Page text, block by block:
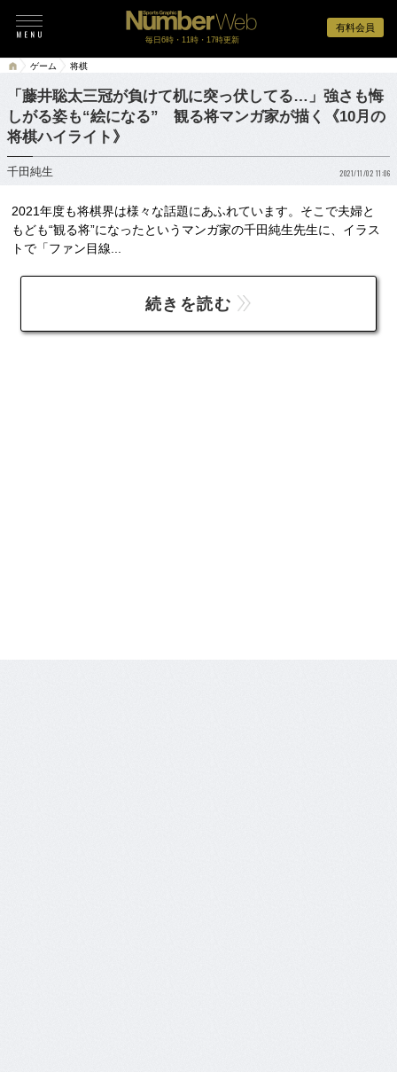
有料会員
毎日6時・11時・17時更新
ゲーム 将棋
「藤井聡太三冠が負けて机に突っ伏してる…」強さも悔
しがる姿も“絵になる” 観る将マンガ家が描く《10月の
将棋ハイライト》
千田純生 2021/11/02 11:06
2021年度も将棋界は様々な話題にあふれています。そこで夫婦と
もども“観る将”になったというマンガ家の千田純生先生に、イラス
トで「ファン目線...
続きを読む